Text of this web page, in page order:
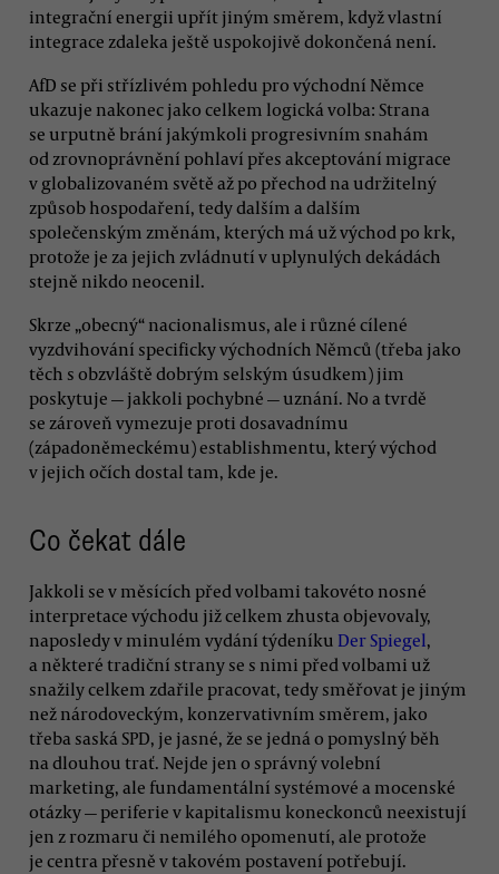
integrační energii upřít jiným směrem, když vlastní
integrace zdaleka ještě uspokojivě dokončená není.
AfD se při střízlivém pohledu pro východní Němce
ukazuje nakonec jako celkem logická volba: Strana
se urputně brání jakýmkoli progresivním snahám
od zrovnoprávnění pohlaví přes akceptování migrace
v globalizovaném světě až po přechod na udržitelný
způsob hospodaření, tedy dalším a dalším
společenským změnám, kterých má už východ po krk,
protože je za jejich zvládnutí v uplynulých dekádách
stejně nikdo neocenil.
Skrze „obecný“ nacionalismus, ale i různé cílené
vyzdvihování specificky východních Němců (třeba jako
těch s obzvláště dobrým selským úsudkem) jim
poskytuje — jakkoli pochybné — uznání. No a tvrdě
se zároveň vymezuje proti dosavadnímu
(západoněmeckému) establishmentu, který východ
v jejich očích dostal tam, kde je.
Co čekat dále
Jakkoli se v měsících před volbami takovéto nosné
interpretace východu již celkem zhusta objevovaly,
naposledy v minulém vydání týdeníku Der Spiegel,
a některé tradiční strany se s nimi před volbami už
snažily celkem zdařile pracovat, tedy směřovat je jiným
než národoveckým, konzervativním směrem, jako
třeba saská SPD, je jasné, že se jedná o pomyslný běh
na dlouhou trať. Nejde jen o správný volební
marketing, ale fundamentální systémové a mocenské
otázky — periferie v kapitalismu koneckonců neexistují
jen z rozmaru či nemilého opomenutí, ale protože
je centra přesně v takovém postavení potřebují.